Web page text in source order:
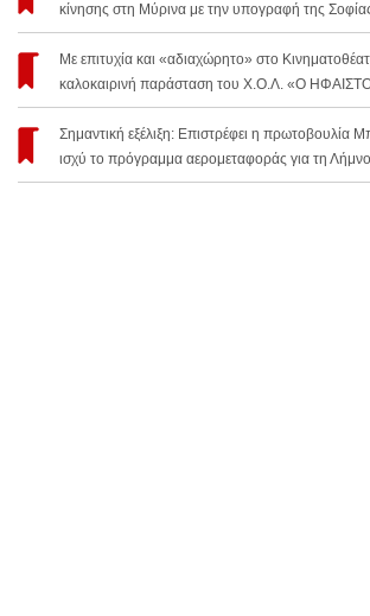
κίνησης στη Μύρινα με την υπογραφή της
Με επιτυχία και «αδιαχώρητο» στο
καλοκαιρινή παράσταση του Χ.Ο.Λ. «Ο
Σημαντική εξέλιξη: Επιστρέφει η
ισχύ το πρόγραμμα αερομεταφοράς για τη Λήμνο